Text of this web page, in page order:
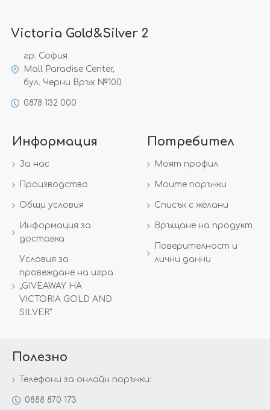
Victoria Gold&Silver 2
гр. София
Mall Paradise Center,
бул. Черни Връх №100
0878 132 000
Информация
За нас
Производство
Общи условия
Информация за
доставка
Условия за
провеждане на игра
„GIVEAWAY НА
VICTORIA GOLD AND
SILVER“
Потребител
Моят профил
Моите поръчки
Списък с желани
Връщане на продукт
Поверителност и
лични данни
Полезно
Телефони за онлайн поръчки:
0888 870 173